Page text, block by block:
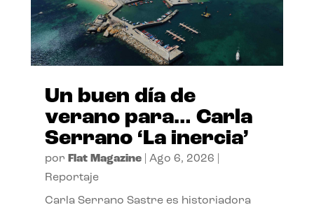
Un buen día de
verano para… Carla
Serrano ‘La inercia’
por Flat Magazine| Ago 6, 2026
Reportaje
Carla Serrano Sastre es historiadora